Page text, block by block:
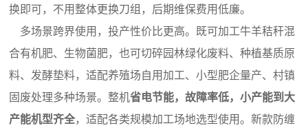
换即可，不用整体更换刀组，后期维保费用低廉。
多场景跨界使用，投产性价比更高。既可加工牛羊秸秆混
合有机肥、生物菌肥，也可切碎园林绿化废料、种植基质原
料、发酵垫料，适配养殖场自用加工、小型肥企量产、村镇
固废处理多种场景。整机省电节能，故障率低，小产能到大
产能机型齐全，适配各类规模加工场地选型使用。新款防缠